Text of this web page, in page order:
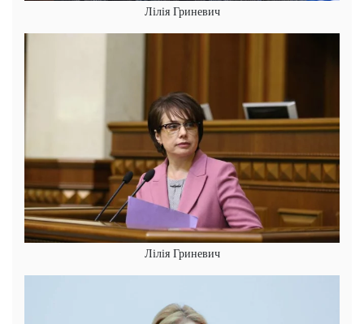
Лілія Гриневич
Лілія Гриневич